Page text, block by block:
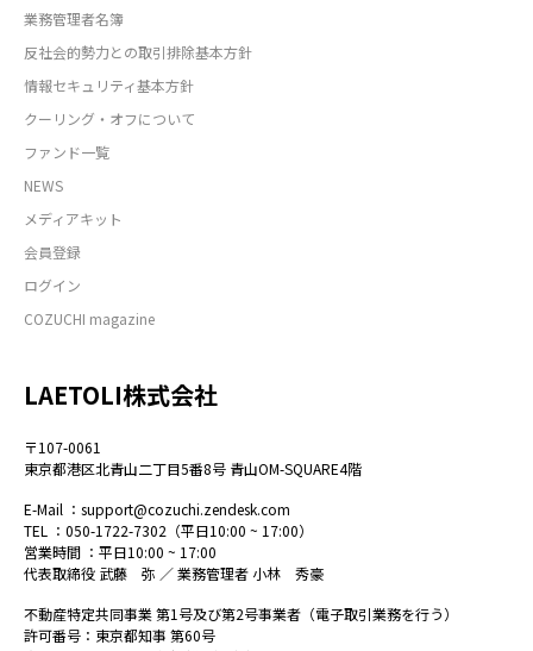
業務管理者名簿
反社会的勢力との取引排除基本方針
情報セキュリティ基本方針
クーリング・オフについて
ファンド一覧
NEWS
メディアキット
会員登録
ログイン
COZUCHI magazine
LAETOLI株式会社
〒107-0061
東京都港区北青山二丁目5番8号 青山OM-SQUARE4階
E-Mail ： support@cozuchi.zendesk.com
TEL ： 050-1722-7302 （平日10:00 ~ 17:00）
営業時間 ：平日10:00 ~ 17:00
代表取締役 武藤 弥 ／ 業務管理者 小林 秀豪
不動産特定共同事業 第1号及び第2号事業者（電子取引業務を行う）
許可番号：東京都知事 第60号